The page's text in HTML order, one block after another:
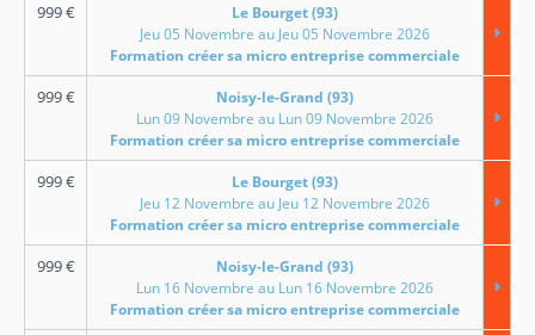
999€
Le Bourget (93)
Jeu 05 Novembre au Jeu 05 Novembre 2026
Formation créer sa micro entreprise commerciale
999€
Noisy-le-Grand (93)
Lun 09 Novembre au Lun 09 Novembre 2026
Formation créer sa micro entreprise commerciale
999€
Le Bourget (93)
Jeu 12 Novembre au Jeu 12 Novembre 2026
Formation créer sa micro entreprise commerciale
999€
Noisy-le-Grand (93)
Lun 16 Novembre au Lun 16 Novembre 2026
Formation créer sa micro entreprise commerciale